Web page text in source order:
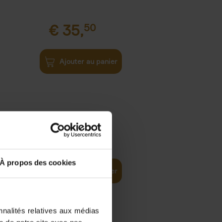
À propos des cookies
relatives aux médias
€ 35,50
Ajouter au panier
37,50
Ajouter au panier